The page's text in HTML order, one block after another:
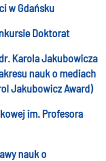
w Gdańsku
Doktorat
Karola Jakubowicza
nauk o mediach
Jakubowicz Award)
im. Profesora
nauk o